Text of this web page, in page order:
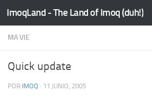
Saltar al contenido
ImoqLand - The Land of Imoq (duh!)
MA VIE
Quick update
POR IMOQ · 11 JUNIO, 2005